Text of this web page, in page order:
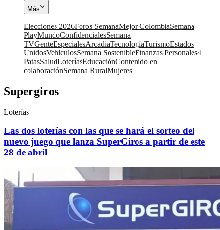
Más
Elecciones 2026Foros SemanaMejor ColombiaSemana
PlayMundoConfidencialesSemana
TVGenteEspecialesArcadiaTecnologíaTurismoEstados
UnidosVehículosSemana SostenibleFinanzas Personales4
PatasSaludLoteríasEducaciónContenido en
colaboraciónSemana RuralMujeres
Supergiros
Loterías
Las dos loterías con las que se hará el sorteo del
nuevo juego que lanza SuperGiros a partir de este
28 de abril